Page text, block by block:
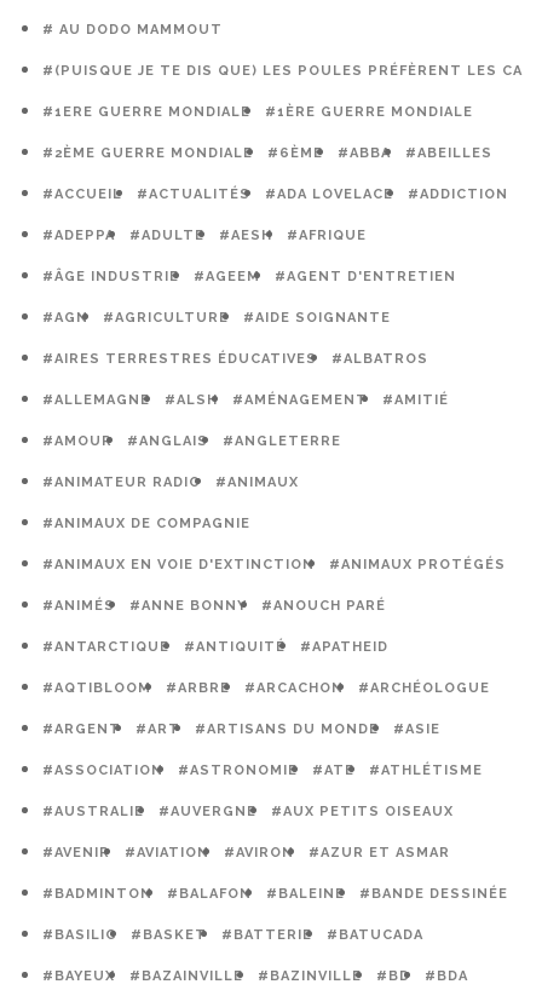
# AU DODO MAMMOUT
#(PUISQUE JE TE DIS QUE) LES POULES PRÉFÈRENT LES
#1ERE GUERRE MONDIALE #1ÈRE GUERRE MONDIALE
#2ÈME GUERRE MONDIALE #6ÈME #ABBA #ABEILLES
#ACCUEIL #ACTUALITÉS #ADA LOVELACE #ADDICTION
#ADEPPA #ADULTE #AESH #AFRIQUE
#ÂGE INDUSTRIE #AGEEM #AGENT D'ENTRETIEN
#AGN #AGRICULTURE #AIDE SOIGNANTE
#AIRES TERRESTRES ÉDUCATIVES #ALBATROS
#ALLEMAGNE #ALSH #AMÉNAGEMENT #AMITIÉ
#AMOUR #ANGLAIS #ANGLETERRE
#ANIMATEUR RADIO #ANIMAUX
#ANIMAUX DE COMPAGNIE
#ANIMAUX EN VOIE D'EXTINCTION #ANIMAUX PROTÉGÉS
#ANIMÉS #ANNE BONNY #ANOUCH PARÉ
#ANTARCTIQUE #ANTIQUITÉ #APATHEID
#AQTIBLOOM #ARBRE #ARCACHON #ARCHÉOLOGUE
#ARGENT #ART #ARTISANS DU MONDE #ASIE
#ASSOCIATION #ASTRONOMIE #ATE #ATHLÉTISME
#AUSTRALIE #AUVERGNE #AUX PETITS OISEAUX
#AVENIR #AVIATION #AVIRON #AZUR ET ASMAR
#BADMINTON #BALAFON #BALEINE #BANDE DESSINÉE
#BASILIC #BASKET #BATTERIE #BATUCADA
#BAYEUX #BAZAINVILLE #BAZINVILLE #BD #BDA